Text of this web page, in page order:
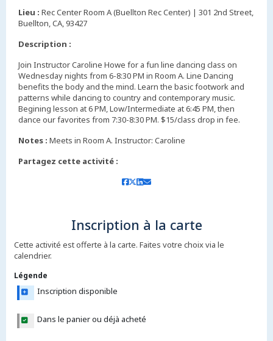
Lieu : Rec Center Room A (Buellton Rec Center) | 301 2nd Street,
Buellton, CA, 93427
Description :
Join Instructor Caroline Howe for a fun line dancing class on
Wednesday nights from 6-8:30 PM in Room A. Line Dancing
benefits the body and the mind. Learn the basic footwork and
patterns while dancing to country and contemporary music.
Begining lesson at 6 PM, Low/Intermediate at 6:45 PM, then
dance our favorites from 7:30-8:30 PM. $15/class drop in fee.
Notes : Meets in Room A. Instructor: Caroline
Partagez cette activité :
Inscription à la carte
Cette activité est offerte à la carte. Faites votre choix via le
calendrier.
Légende
Inscription disponible
Dans le panier ou déjà acheté